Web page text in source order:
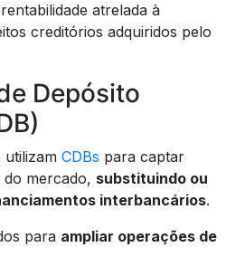
atrelada à
creditórios adquiridos pelo
Depósito
utilizam CDBs para captar
mercado, substituindo ou
interbancários.
para ampliar operações de